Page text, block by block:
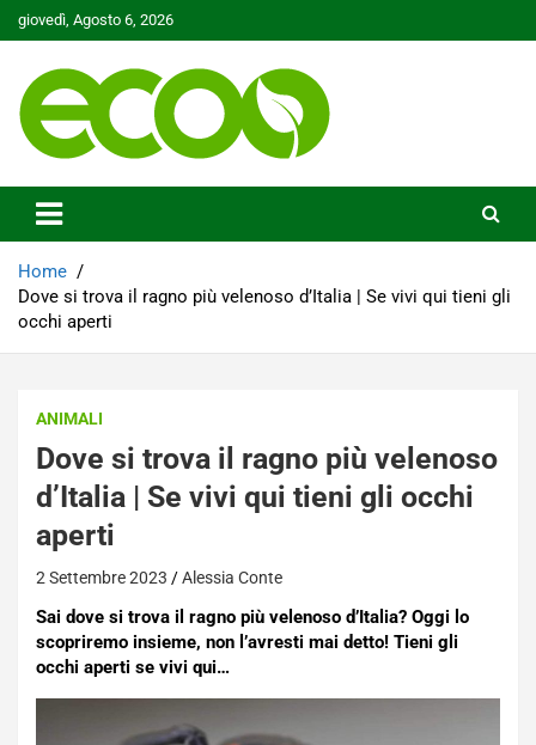
Skip
to
giovedì, Agosto 6, 2026
Ecoo.it
Home
Dove si trova il ragno più velenoso d’Italia | Se vivi qui tieni gli
occhi aperti
ANIMALI
Dove si trova il ragno più velenoso
d’Italia | Se vivi qui tieni gli occhi
aperti
2 Settembre 2023 Alessia Conte
Sai dove si trova il ragno più velenoso d’Italia? Oggi lo
scopriremo insieme, non l’avresti mai detto! Tieni gli
occhi aperti se vivi qui…